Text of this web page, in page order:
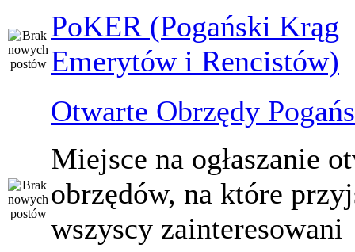
PoKER (Pogański Krąg
Emerytów i Rencistów)
Otwarte Obrzędy
Miejsce na ogłaszanie
obrzędów, na które
wszyscy zainteresowani